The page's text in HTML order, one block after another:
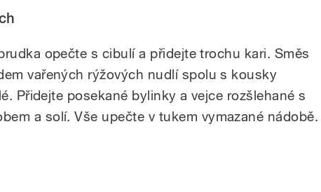
opečte s cibulí a přidejte trochu kari. Směs
vařených rýžových nudlí spolu s kousky
Přidejte posekané bylinky a vejce rozšlehané s
a solí. Vše upečte v tukem vymazané nádobě.